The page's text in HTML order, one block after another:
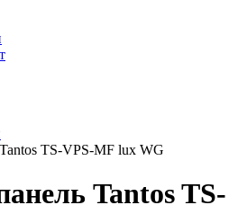
TS-VPS-MF lux WG
Tantos TS-